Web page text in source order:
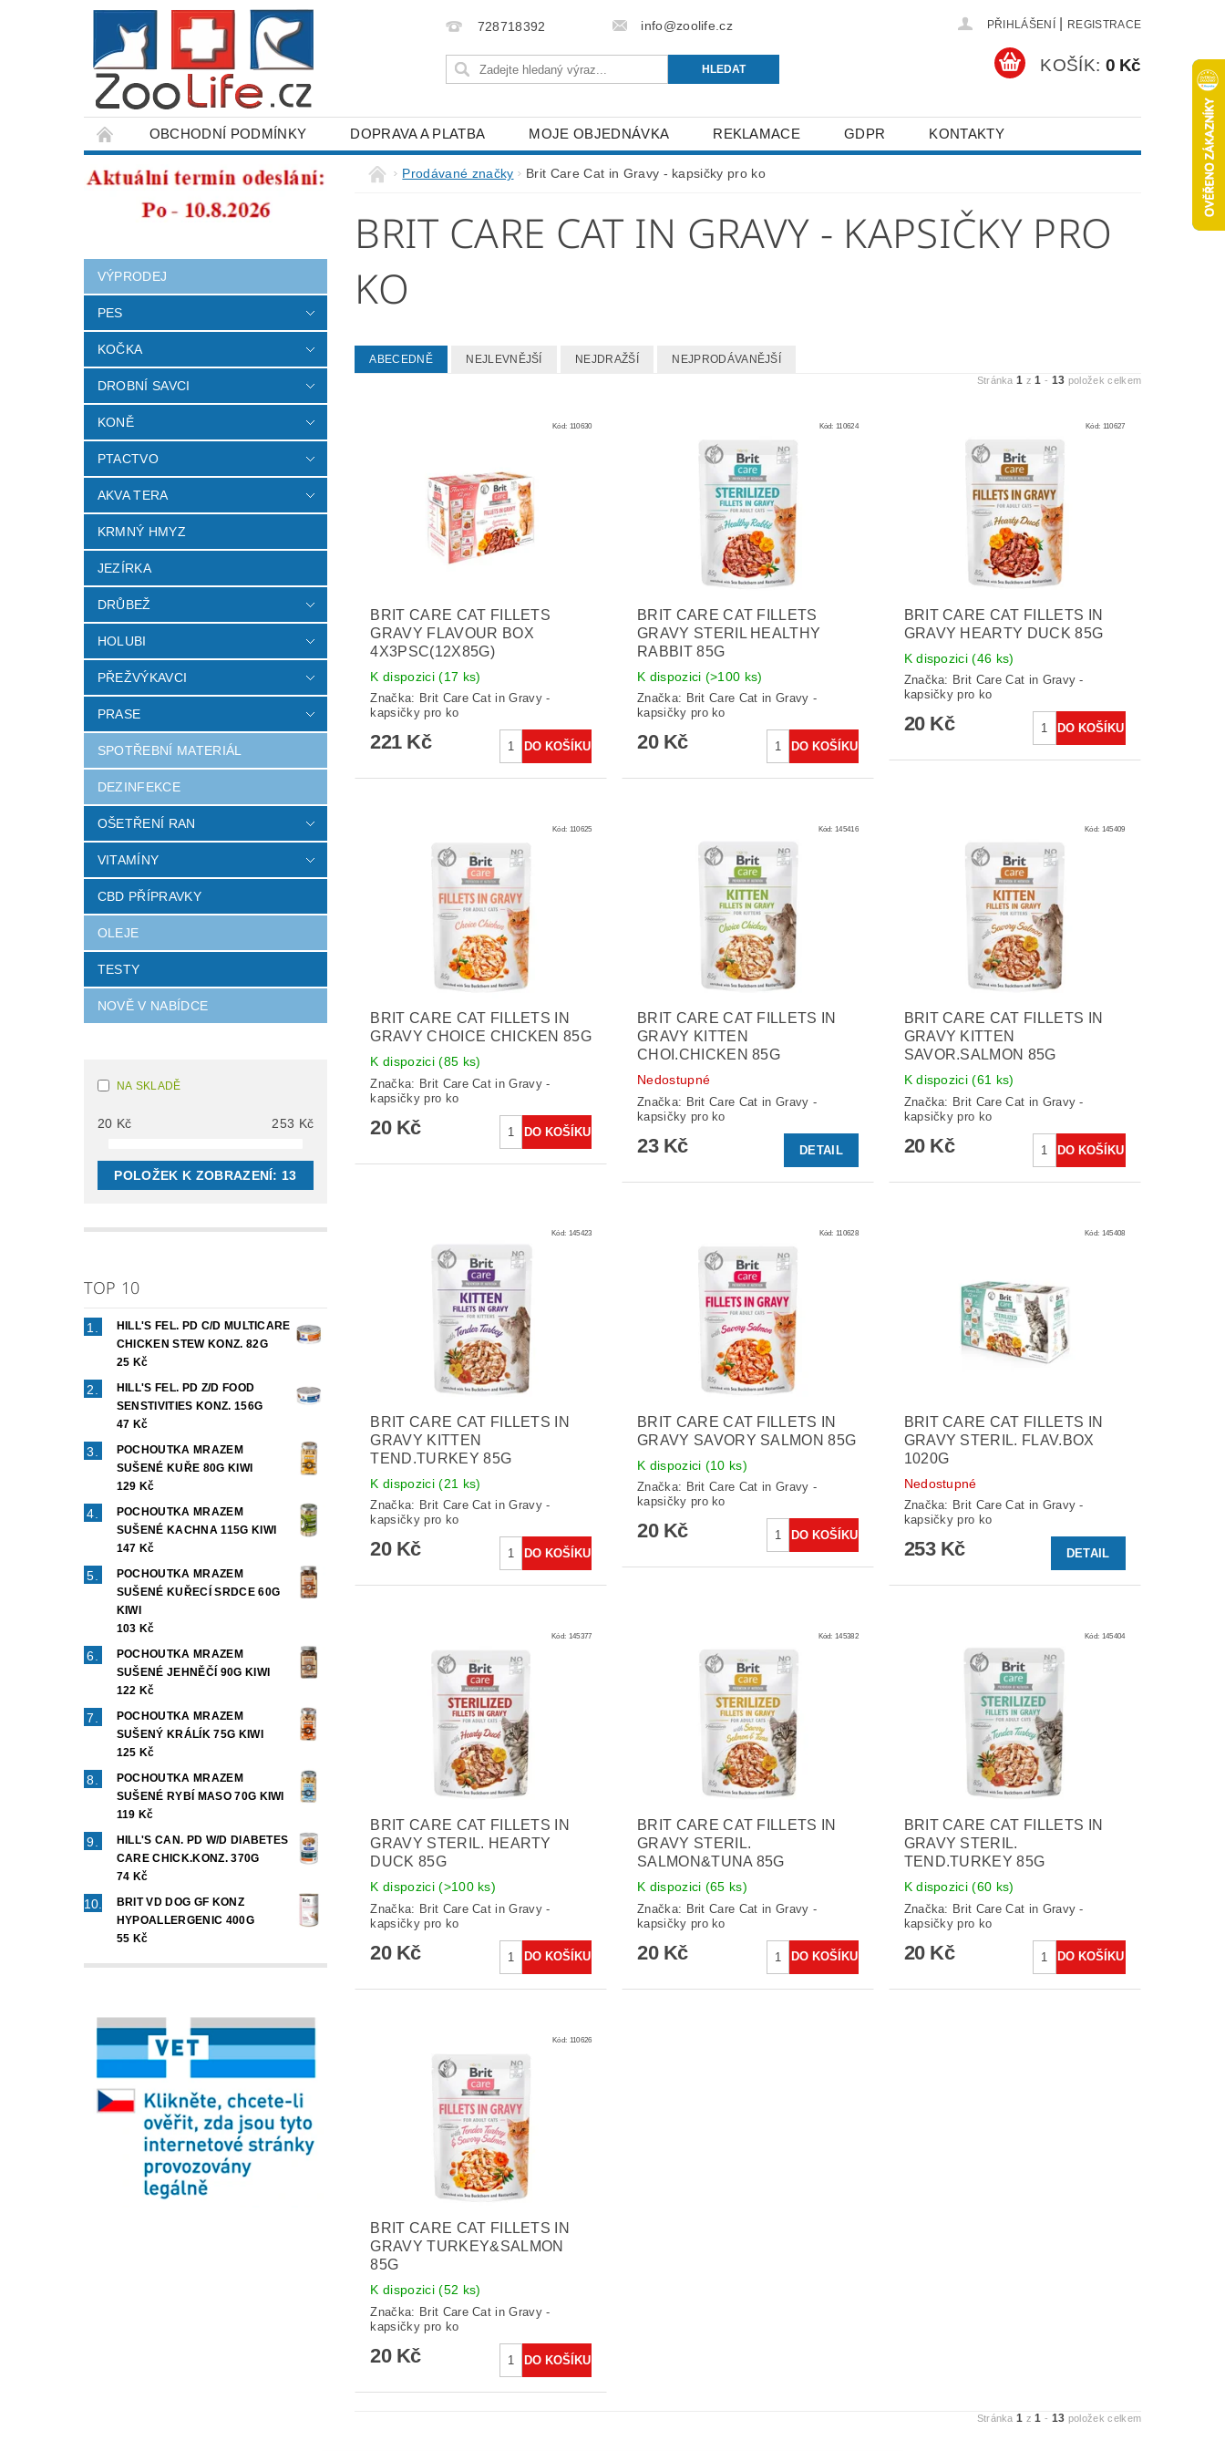
728718392 info@zoolife.cz PŘIHLÁŠENÍ REGISTRACE
KOŠÍK: 0 Kč
OBCHODNÍ PODMÍNKY DOPRAVA A PLATBA MOJE OBJEDNÁVKA REKLAMACE GDPR KONTAKTY
ODSTOUPENÍ OD SMLOUVY
VÝPRODEJ
PES
KOČKA
DROBNÍ SAVCI
KONĚ
PTACTVO
AKVA TERA
KRMNÝ HMYZ
JEZÍRKA
DRŮBEŽ
HOLUBI
PŘEŽVÝKAVCI
PRASE
SPOTŘEBNÍ MATERIÁL
DEZINFEKCE
OŠETŘENÍ RAN
VITAMÍNY
CBD PŘÍPRAVKY
OLEJE
TESTY
NOVĚ V NABÍDCE
NA SKLADĚ
20 Kč 253 Kč
POLOŽEK K ZOBRAZENÍ:13
TOP 10
HILL'S FEL. PD C/D MULTICARE
CHICKEN STEW KONZ. 82G
25 Kč
HILL'S FEL. PD Z/D FOOD
SENSTIVITIES KONZ. 156G
47 Kč
POCHOUTKA MRAZEM
SUŠENÉ KUŘE 80G KIWI
129 Kč
POCHOUTKA MRAZEM
SUŠENÉ KACHNA 115G KIWI
147 Kč
POCHOUTKA MRAZEM
SUŠENÉ KUŘECÍ SRDCE 60G
KIWI
103 Kč
POCHOUTKA MRAZEM
SUŠENÉ JEHNĚČÍ 90G KIWI
122 Kč
POCHOUTKA MRAZEM
SUŠENÝ KRÁLÍK 75G KIWI
125 Kč
POCHOUTKA MRAZEM
SUŠENÉ RYBÍ MASO 70G KIWI
119 Kč
HILL'S CAN. PD W/D DIABETES
CARE CHICK.KONZ. 370G
74 Kč
BRIT VD DOG GF KONZ
HYPOALLERGENIC 400G
55 Kč
Prodávané značky Brit Care Cat in Gravy - kapsičky pro ko
BRIT CARE CAT IN GRAVY - KAPSIČKY PRO
KO
ABECEDNĚ NEJLEVNĚJŠÍ NEJDRAŽŠÍ NEJPRODÁVANĚJŠÍ
Stránka1 z1 - 13 položek celkem
Kód: 110630
BRIT CARE CAT FILLETS
GRAVY FLAVOUR BOX
4X3PSC(12X85G)
K dispozici(17 ks)
Značka: Brit Care Cat in Gravy -
kapsičky pro ko
221 Kč
Kód:110624
BRIT CARE CAT FILLETS
GRAVY STERIL HEALTHY
RABBIT 85G
K dispozici (>100 ks)
Značka: Brit Care Cat in Gravy -
kapsičky pro ko
20 Kč
Kód: 110627
BRIT CARE CAT FILLETS IN
GRAVY HEARTY DUCK 85G
K dispozici(46 ks)
Značka: Brit Care Cat in Gravy -
kapsičky pro ko
20 Kč
Kód: 110625
BRIT CARE CAT FILLETS IN
GRAVY CHOICE CHICKEN 85G
K dispozici(85 ks)
Značka: Brit Care Cat in Gravy -
kapsičky pro ko
20 Kč
Kód:145416
BRIT CARE CAT FILLETS IN
GRAVY KITTEN
CHOI.CHICKEN 85G
Nedostupné
Značka: Brit Care Cat in Gravy -
kapsičky pro ko
23 Kč DETAIL
Kód: 145409
BRIT CARE CAT FILLETS IN
GRAVY KITTEN
SAVOR.SALMON 85G
K dispozici(61 ks)
Značka: Brit Care Cat in Gravy -
kapsičky pro ko
20 Kč
Kód: 145423
BRIT CARE CAT FILLETS IN
GRAVY KITTEN
TEND.TURKEY 85G
K dispozici(21 ks)
Značka: Brit Care Cat in Gravy -
kapsičky pro ko
20 Kč
Kód:110628
BRIT CARE CAT FILLETS IN
GRAVY SAVORY SALMON 85G
K dispozici (10 ks)
Značka: Brit Care Cat in Gravy -
kapsičky pro ko
20 Kč
Kód: 145408
BRIT CARE CAT FILLETS IN
GRAVY STERIL. FLAV.BOX
1020G
Nedostupné
Značka: Brit Care Cat in Gravy -
kapsičky pro ko
253 Kč DETAIL
Kód: 145377
BRIT CARE CAT FILLETS IN
GRAVY STERIL. HEARTY
DUCK 85G
K dispozici(>100 ks)
Značka: Brit Care Cat in Gravy -
kapsičky pro ko
20 Kč
Kód:145382
BRIT CARE CAT FILLETS IN
GRAVY STERIL.
SALMON&TUNA 85G
K dispozici (65 ks)
Značka: Brit Care Cat in Gravy -
kapsičky pro ko
20 Kč
Kód: 145404
BRIT CARE CAT FILLETS IN
GRAVY STERIL.
TEND.TURKEY 85G
K dispozici(60 ks)
Značka: Brit Care Cat in Gravy -
kapsičky pro ko
20 Kč
Kód: 110626
BRIT CARE CAT FILLETS IN
GRAVY TURKEY&SALMON
85G
K dispozici(52 ks)
Značka: Brit Care Cat in Gravy -
kapsičky pro ko
20 Kč
Stránka1 z1 - 13 položek celkem